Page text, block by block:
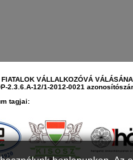
VÁLLALKOZÓVÁ
2.3.6.A-12/1-2012-0021
tagjai: